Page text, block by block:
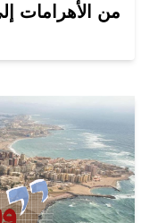
من الأهرامات